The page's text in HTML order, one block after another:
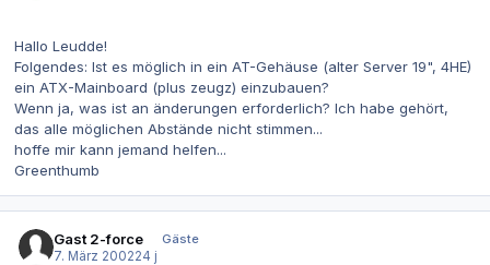
Hallo Leudde!
Folgendes: Ist es möglich in ein AT-Gehäuse (alter Server 19", 4HE)
ein ATX-Mainboard (plus zeugz) einzubauen?
Wenn ja, was ist an änderungen erforderlich? Ich habe gehört,
das alle möglichen Abstände nicht stimmen...
hoffe mir kann jemand helfen...
Greenthumb
Gast 2-force
Gäste
7. März 200224 j